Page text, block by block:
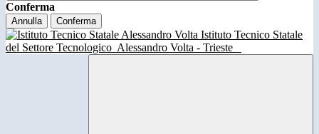
Conferma
Annulla Conferma
Istituto Tecnico Statale
del Settore Tecnologico Alessandro Volta - Trieste